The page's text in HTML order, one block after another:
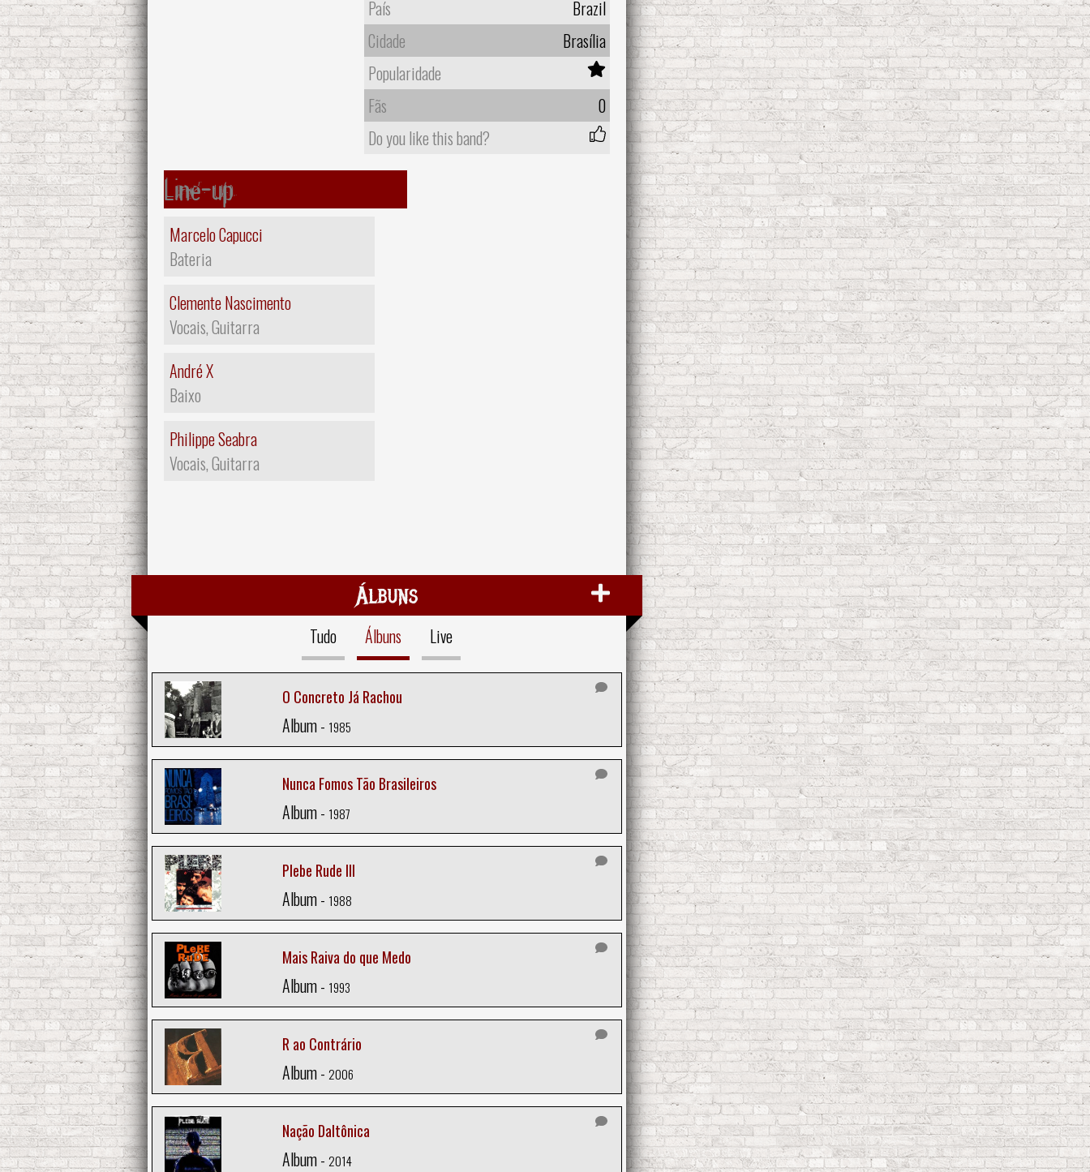
País
Brazil
Cidade
Brasília
Popularidade
Fãs
0
Do you like this band?
Line-up
Marcelo Capucci
Bateria
Clemente Nascimento
Vocais, Guitarra
André X
Baixo
Philippe Seabra
Vocais, Guitarra
Álbuns
Tudo Álbuns Live
O Concreto Já Rachou
Album - 1985
Nunca Fomos Tão Brasileiros
Album - 1987
Plebe Rude III
Album - 1988
Mais Raiva do que Medo
Album - 1993
R ao Contrário
Album - 2006
Nação Daltônica
Album - 2014